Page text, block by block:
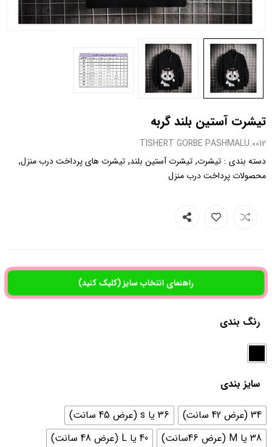
تیشرت آستین بلند گربه
0012.TISHERT GORBE PASHMALU
دسته بندی : تیشرت, تیشرت آستین بلند, تیشرت های پرداخت درب منزل,
محصولات پرداخت درب منزل
راهنمای انتخاب سایز (کلیک کنید)
رنگ بندی
سایز بندی
34 (عرض 42 سانت)
36 یا s (عرض 45 سانت)
38 یا M (عرض 46سانت)
40 یا L (عرض 48 سانت)